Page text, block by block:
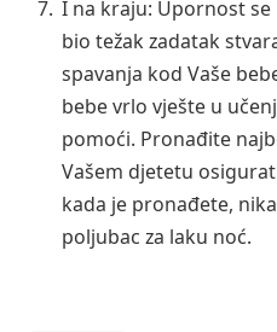
I na kraju: Upornost
bio težak zadatak
spavanja kod Vaše
bebe vrlo vješte u
pomoći. Pronađite
Vašem djetetu
kada je pronađete,
poljubac za laku noć.